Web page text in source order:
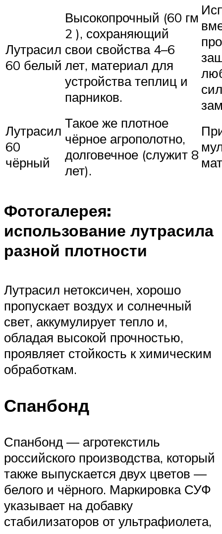
Лутрасил
60 белый
Высокопрочный (60 гм
2 ), сохраняющий
свои свойства 4–6
лет, материал для
устройства теплиц и
парников.
Лутрасил
60
чёрный
Такое же плотное
чёрное агрополотно,
долговечное (служит 8
лет).
Фотогалерея:
использование лутрасила
разной плотности
Лутрасил нетоксичен, хорошо
пропускает воздух и солнечный
свет, аккумулирует тепло и,
обладая высокой прочностью,
проявляет стойкость к химическим
обработкам.
Спанбонд
Спанбонд — агротекстиль
российского производства, который
также выпускается двух цветов —
белого и чёрного. Маркировка СУФ
указывает на добавку
стабилизаторов от ультрафиолета,